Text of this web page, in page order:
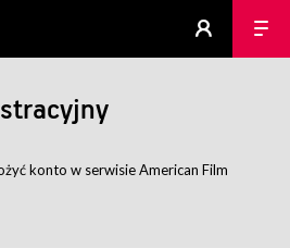
konto w serwisie American Film